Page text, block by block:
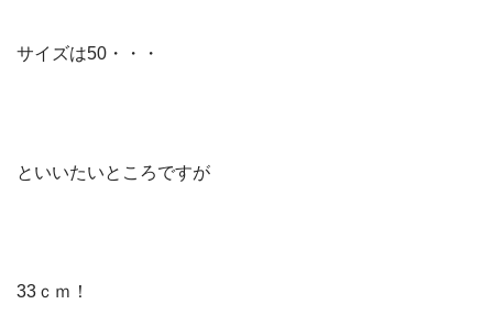
サイズは50・・・
といいたいところですが
33ｃｍ！